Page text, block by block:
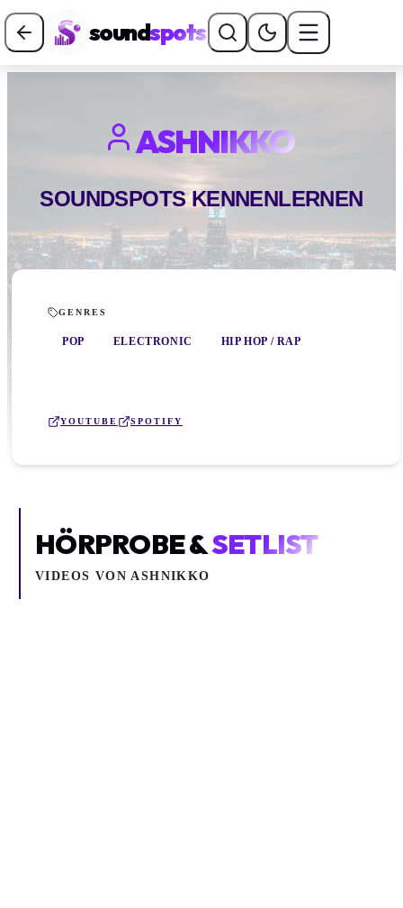
soundspots
ASHNIKKO
SOUNDSPOTS KENNENLERNEN
GENRES
POP ELECTRONIC HIP HOP / RAP
YOUTUBE SPOTIFY
HÖRPROBE &SETLIST
VIDEOS VON ASHNIKKO